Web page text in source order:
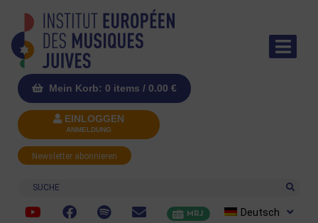
Mein Korb: 0 items / 0.00 €
EINLOGGEN
ANMELDUNG
Newsletter abonnieren
Suche
MRJ Deutsch